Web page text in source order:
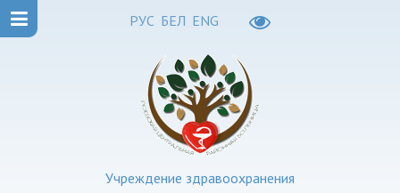
РУС БЕЛ ENG
Учреждение здравоохранения